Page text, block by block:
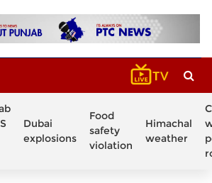
Dubai
explosions
Food
safety
violation
Himachal
weather